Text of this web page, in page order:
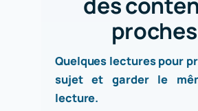
proches
Quelques lectures pour
sujet et garder le
lecture.